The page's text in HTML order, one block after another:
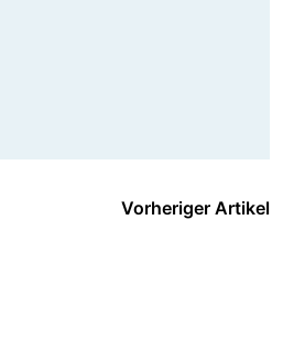
Vorheriger Artikel